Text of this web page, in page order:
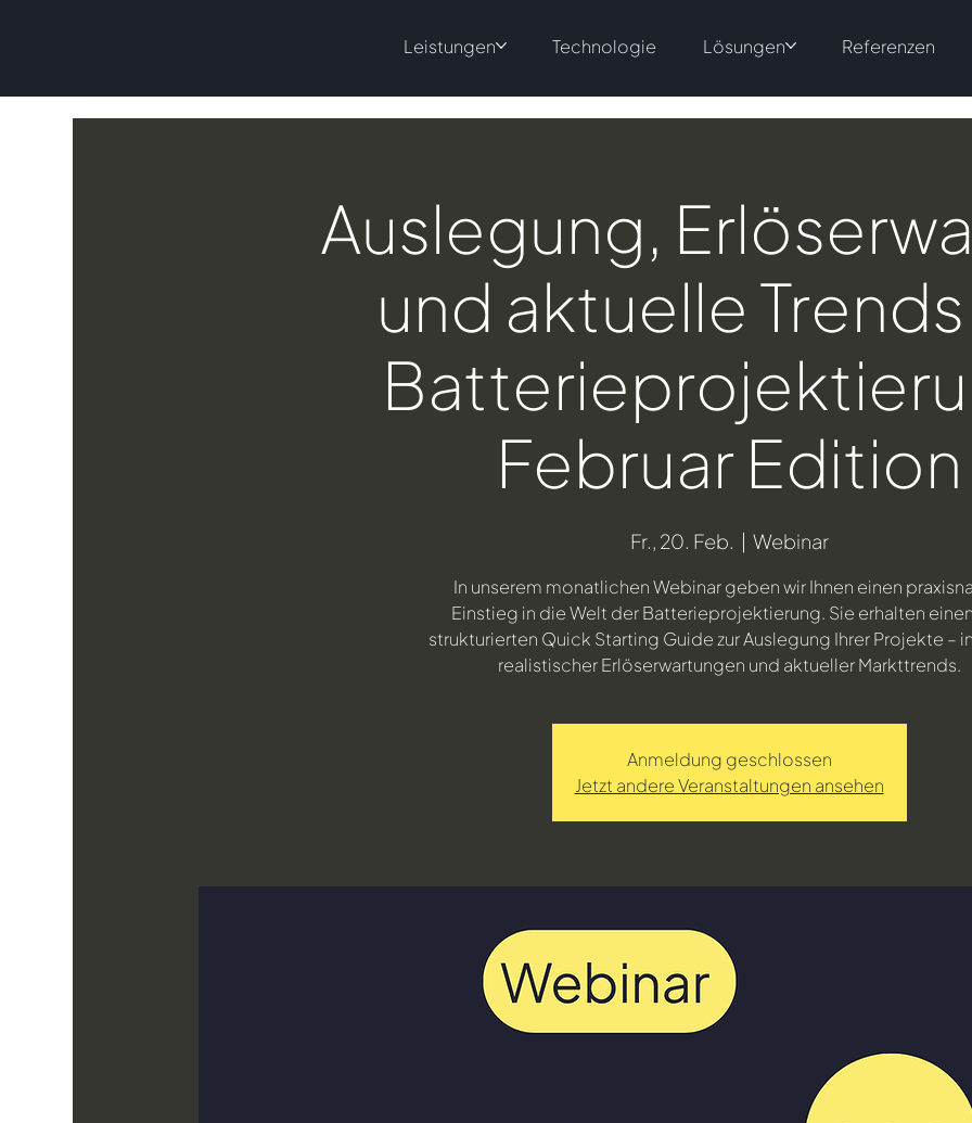
Leistungen Technologie Lösungen Referenzen
Auslegung,
und aktuelle
Februar Edition
Fr., 20. Feb.
  |
Webinar
In unserem monatlichen Webinar geben wir Ihnen einen
Einstieg in die Welt der Batterieprojektierung. Sie erhalten
strukturierten Quick Starting Guide zur Auslegung Ihrer Projekte –
realistischer Erlöserwartungen und aktueller Markttrends.
Anmeldung geschlossen
Jetzt andere Veranstaltungen ansehen